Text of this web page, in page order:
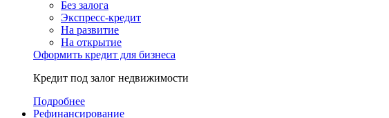
Без залога
Экспресс-кредит
На развитие
На открытие
Оформить кредит для бизнеса
Кредит под залог недвижимости
Подробнее
Рефинансирование